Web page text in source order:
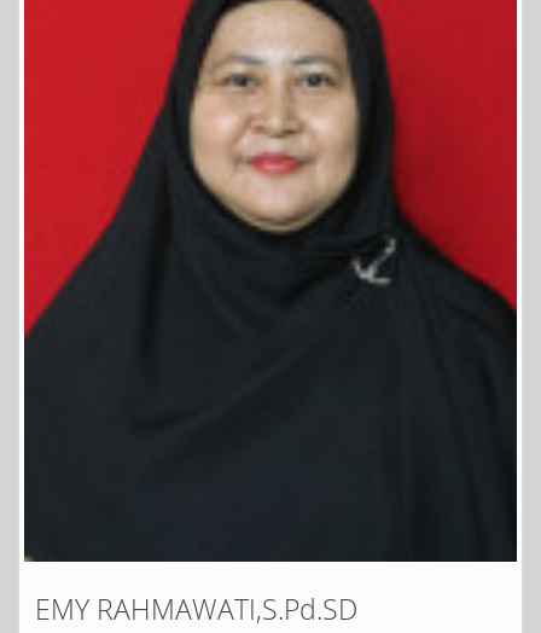
EMY RAHMAWATI,S.Pd.SD